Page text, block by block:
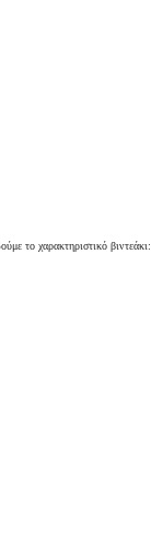
το χαρακτηριστικό βιντεάκι: